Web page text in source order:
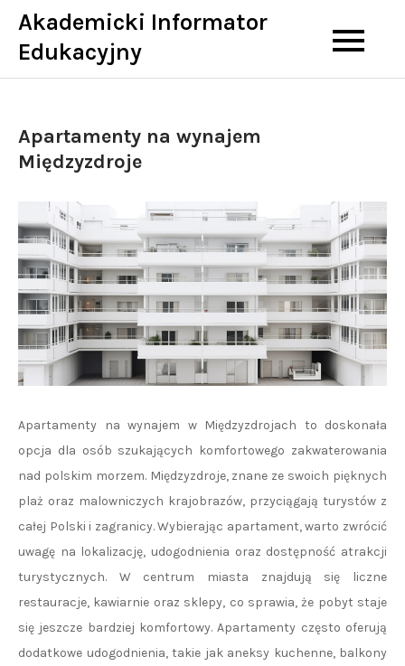
Skip
content
Akademicki Informator
Edukacyjny
Apartamenty na wynajem
Międzyzdroje
Apartamenty na wynajem w Międzyzdrojach to doskonała
opcja dla osób szukających komfortowego zakwaterowania
nad polskim morzem. Międzyzdroje, znane ze swoich pięknych
plaż oraz malowniczych krajobrazów, przyciągają turystów z
całej Polski i zagranicy. Wybierając apartament, warto zwrócić
uwagę na lokalizację, udogodnienia oraz dostępność atrakcji
turystycznych. W centrum miasta znajdują się liczne
restauracje, kawiarnie oraz sklepy, co sprawia, że pobyt staje
się jeszcze bardziej komfortowy. Apartamenty często oferują
dodatkowe udogodnienia, takie jak aneksy kuchenne, balkony